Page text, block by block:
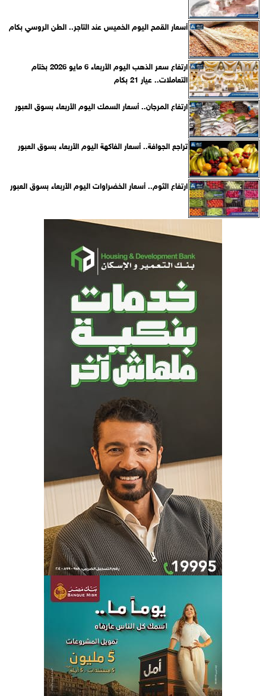
أسعار القمح اليوم الخميس عند التاجر.. الطن الروسي بكام
ارتفاع سعر الذهب اليوم الأربعاء 6 مايو 2026 بختام
التعاملات.. عيار 21 بكام
ارتفاع المرجان.. أسعار السمك اليوم الأربعاء بسوق العبور
تراجع الجوافة.. أسعار الفاكهة اليوم الأربعاء بسوق العبور
ارتفاع الثوم.. أسعار الخضراوات اليوم الأربعاء بسوق العبور